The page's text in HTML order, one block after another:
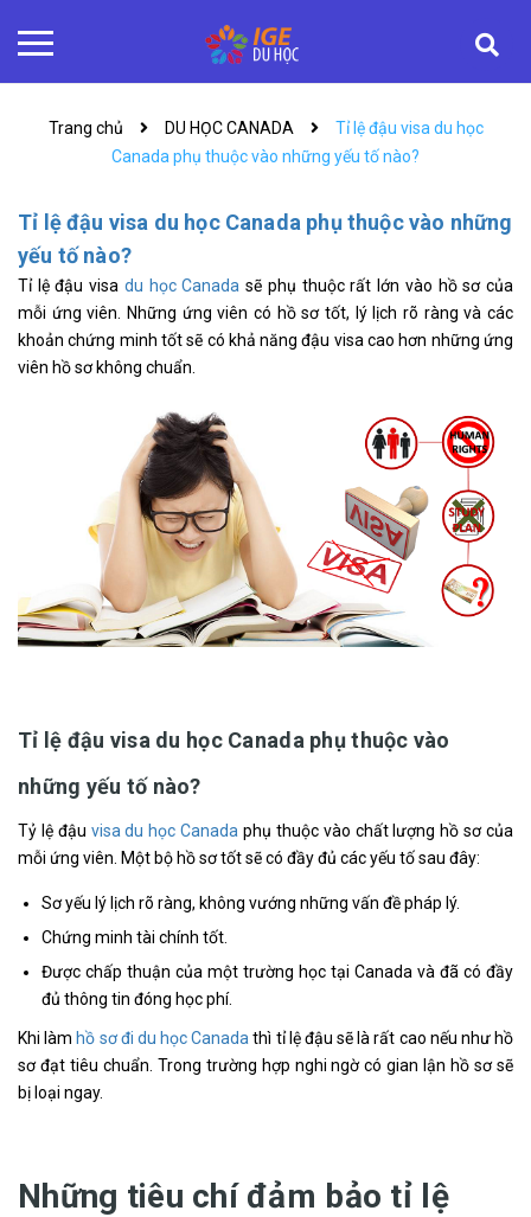
Trang chủ DU HỌC CANADA
Tỉ lệ đậu visa du học
Canada phụ thuộc vào những yếu tố nào?
Tỉ lệ đậu visa du học Canada phụ thuộc vào những
yếu tố nào?
Tỉ lệ đậu visa du học Canada sẽ phụ thuộc rất lớn vào hồ sơ của
mỗi ứng viên. Những ứng viên có hồ sơ tốt, lý lịch rõ ràng và các
khoản chứng minh tốt sẽ có khả năng đậu visa cao hơn những ứng
viên hồ sơ không chuẩn.
Tỉ lệ đậu visa du học Canada phụ thuộc vào
những yếu tố nào?
Tỷ lệ đậu visa du học Canada phụ thuộc vào chất lượng hồ sơ của
mỗi ứng viên. Một bộ hồ sơ tốt sẽ có đầy đủ các yếu tố sau đây:
Sơ yếu lý lịch rõ ràng, không vướng những vấn đề pháp lý.
Chứng minh tài chính tốt.
Được chấp thuận của một trường học tại Canada và đã có đầy
đủ thông tin đóng học phí.
Khi làmhồ sơ đi du học Canada thì tỉ lệ đậu sẽ là rất cao nếu như hồ
sơ đạt tiêu chuẩn. Trong trường hợp nghi ngờ có gian lận hồ sơ sẽ
bị loại ngay.
Những tiêu chí đảm bảo tỉ lệ